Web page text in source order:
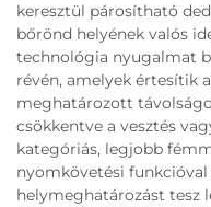
keresztül párosítható
bőrönd helyének valós
technológia nyugalmat
révén, amelyek értesítik
meghatározott
csökkentve a vesztés
kategóriás, legjobb
nyomkövetési
helymeghatározást tesz